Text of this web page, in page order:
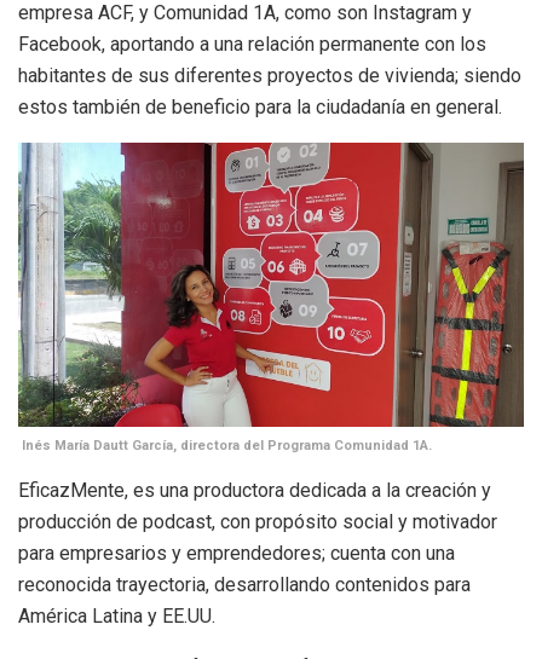
empresa ACF, y Comunidad 1A, como son Instagram y
Facebook, aportando a una relación permanente con los
habitantes de sus diferentes proyectos de vivienda; siendo
estos también de beneficio para la ciudadanía en general.
Inés María Dautt García, directora del Programa Comunidad 1A.
EficazMente, es una productora dedicada a la creación y
producción de podcast, con propósito social y motivador
para empresarios y emprendedores; cuenta con una
reconocida trayectoria, desarrollando contenidos para
América Latina y EE.UU.